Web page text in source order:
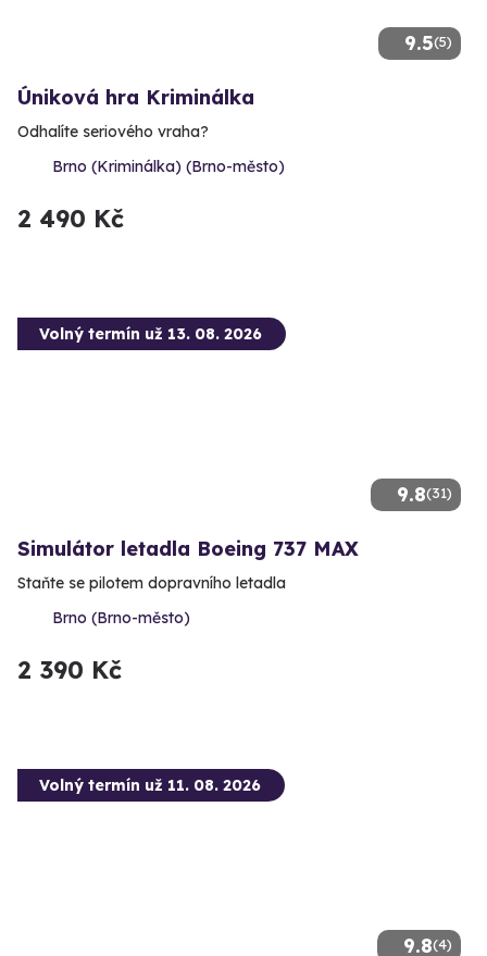
9.5(5)
Úniková hra Kriminálka
Odhalíte seriového vraha?
Brno (Kriminálka) (Brno-město)
2 490 Kč
9.8(31)
Volný termín už 13. 08. 2026
Simulátor letadla Boeing 737 MAX
Staňte se pilotem dopravního letadla
Brno (Brno-město)
2 390 Kč
9.8(4)
Volný termín už 11. 08. 2026